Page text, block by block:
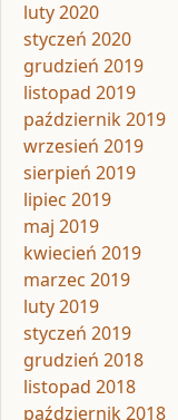
luty 2020
styczeń 2020
grudzień 2019
listopad 2019
październik 2019
wrzesień 2019
sierpień 2019
lipiec 2019
maj 2019
kwiecień 2019
marzec 2019
luty 2019
styczeń 2019
grudzień 2018
listopad 2018
październik 2018